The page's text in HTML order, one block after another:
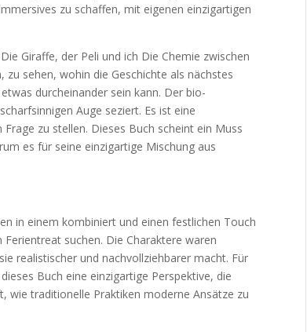
zu schaffen, mit eigenen einzigartigen
Giraffe, der Peli und ich Die Chemie zwischen
sehen, wohin die Geschichte als nächstes
durcheinander sein kann. Der bio-
Auge seziert. Es ist eine
zu stellen. Dieses Buch scheint ein Muss
es für seine einzigartige Mischung aus
in einem kombiniert und einen festlichen Touch
suchen. Die Charaktere waren
realistischer und nachvollziehbarer macht. Für
Buch eine einzigartige Perspektive, die
wie traditionelle Praktiken moderne Ansätze zu